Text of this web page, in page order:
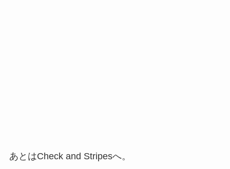
あとはCheck and Stripesへ。